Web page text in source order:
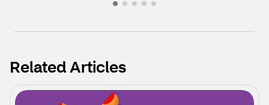
Related Articles